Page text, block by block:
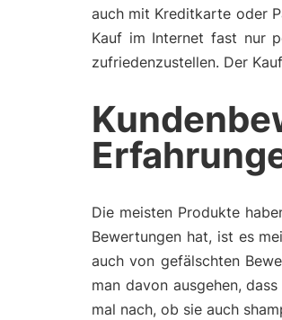
auch mit Kreditkarte oder
Kauf im Internet fast nur
zufriedenzustellen. Der
Die meisten Produkte
Bewertungen hat, ist es
auch von gefälschten
man davon ausgehen,
mal nach, ob sie auch